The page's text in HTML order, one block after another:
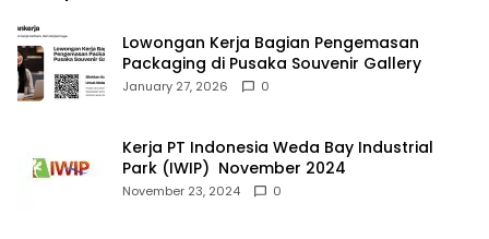
Lowongan Kerja Bagian Pengemasan
Packaging di Pusaka Souvenir Gallery
January 27, 2026 0
Kerja PT Indonesia Weda Bay Industrial
Park (IWIP) November 2024
November 23, 2024 0